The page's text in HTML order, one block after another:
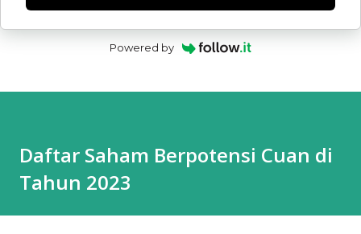
Powered by
Daftar Saham Berpotensi Cuan di
Tahun 2023